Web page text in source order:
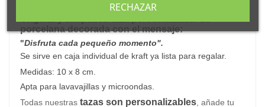
porcelana decorada con el mensaje:
"Disfruta cada pequeño momento".
Se sirve en caja individual de kraft ya lista para regalar.
Medidas: 10 x 8 cm.
Apta para lavavajillas y microondas.
Todas nuestras tazas son personalizables , añade tu
RECHAZAR